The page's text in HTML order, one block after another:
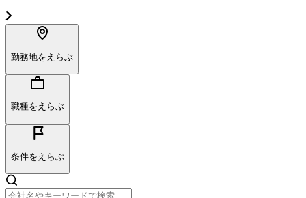
勤務地をえらぶ
職種をえらぶ
条件をえらぶ